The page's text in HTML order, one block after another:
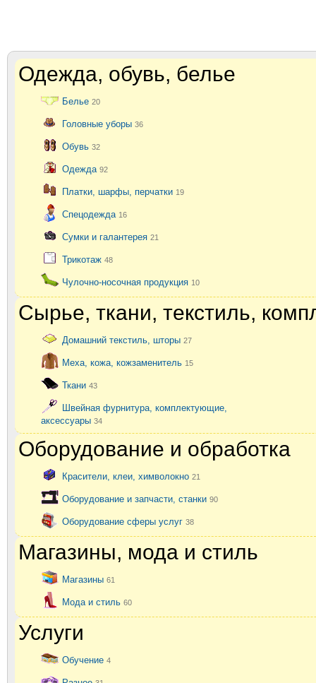
Одежда, обувь, белье
Белье 20
Головные уборы 36
Обувь 32
Одежда 92
Платки, шарфы, перчатки 19
Спецодежда 16
Сумки и галантерея 21
Трикотаж 48
Чулочно-носочная продукция 10
Сырье, ткани, текстиль,
Домашний текстиль, шторы 27
Меха, кожа, кожзаменитель 15
Ткани 43
Швейная фурнитура, комплектующие,
аксессуары 34
Оборудование и обработка
Красители, клеи, химволокно 21
Оборудование и запчасти, станки 90
Оборудование сферы услуг 38
Магазины, мода и стиль
Магазины 61
Мода и стиль 60
Услуги
Обучение 4